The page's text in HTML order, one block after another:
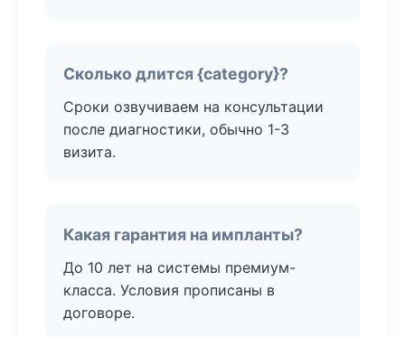
Сколько длится {category}?
Сроки озвучиваем на консультации
после диагностики, обычно 1-3
визита.
Какая гарантия на импланты?
До 10 лет на системы премиум-
класса. Условия прописаны в
договоре.